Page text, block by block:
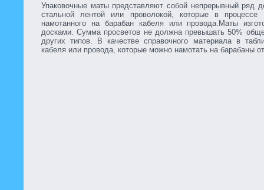
Упаковочные маты представляют собой непрерывный ряд
стальной лентой или проволокой, которые в процессе
намотанного на барабан кабеля или провода.Маты
досками. Сумма просветов не должна превышать 50%
других типов. В качестве справочного материала в
кабеля или провода, которые можно намотать на барабаны